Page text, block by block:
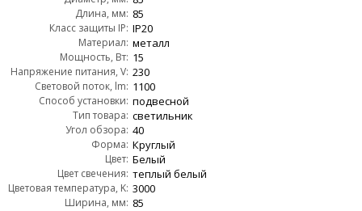
Длина, мм: 85
Класс защиты IP: IP20
Материал: металл
Мощность, Вт: 15
Напряжение питания, V: 230
Световой поток, lm: 1100
Способ установки: подвесной
Тип товара: светильник
Угол обзора: 40
Форма: Круглый
Цвет: Белый
Цвет свечения: теплый белый
Цветовая температура, K: 3000
Ширина, мм: 85